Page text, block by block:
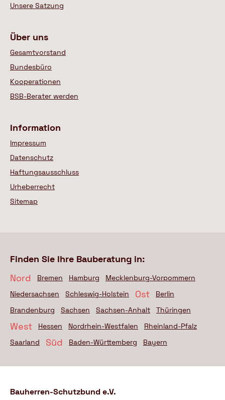
Unsere Satzung
Über uns
Gesamtvorstand
Bundesbüro
Kooperationen
BSB-Berater werden
Information
Impressum
Datenschutz
Haftungsausschluss
Urheberrecht
Sitemap
Finden Sie Ihre Bauberatung in:
Nord
Bremen Hamburg
Mecklenburg-Vorpommern
Niedersachsen
Schleswig-Holstein Ost
Berlin
Brandenburg
Sachsen Sachsen-Anhalt Thüringen
West Hessen Nordrhein-Westfalen
Rheinland-Pfalz
Saarland
Süd Baden-Württemberg Bayern
Bauherren-Schutzbund e.V.